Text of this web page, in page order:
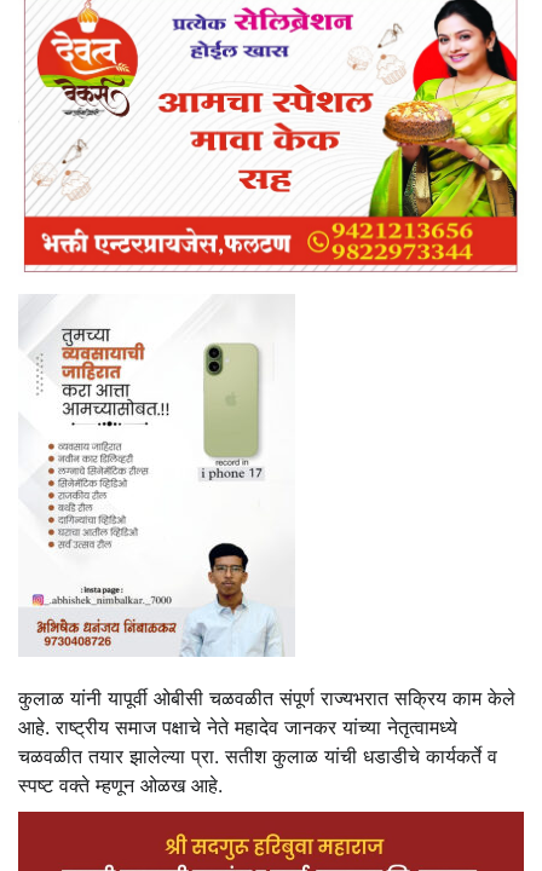
कुलाळ यांनी यापूर्वी ओबीसी चळवळीत संपूर्ण राज्यभरात सक्रिय काम केले
आहे. राष्ट्रीय समाज पक्षाचे नेते महादेव जानकर यांच्या नेतृत्वामध्ये
चळवळीत तयार झालेल्या प्रा. सतीश कुलाळ यांची धडाडीचे कार्यकर्ते व
स्पष्ट वक्ते म्हणून ओळख आहे.